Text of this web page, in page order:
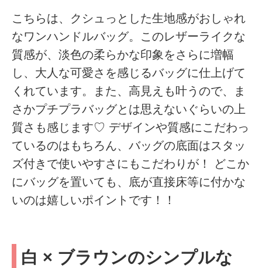
こちらは、クシュっとした生地感がおしゃれ
なワンハンドルバッグ。このレザーライクな
質感が、淡色の柔らかな印象をさらに増幅
し、大人な可愛さを感じるバッグに仕上げて
くれています。また、高見えも叶うので、ま
さかプチプラバッグとは思えないぐらいの上
質さも感じます♡ デザインや質感にこだわっ
ているのはもちろん、バッグの底面はスタッ
ズ付きで使いやすさにもこだわりが！ どこか
にバッグを置いても、底が直接床等に付かな
いのは嬉しいポイントです！！
白 × ブラウンのシンプルな